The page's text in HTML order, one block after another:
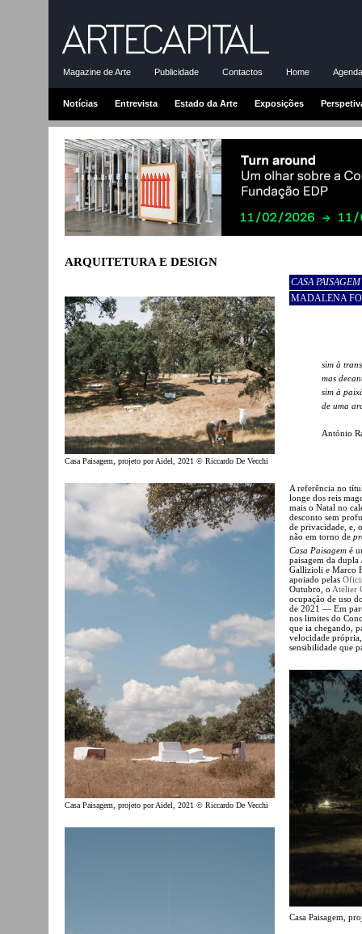
Magazine de Arte Publicidade Contactos Home
Notícias Entrevista Estado da Arte Exposições
ARQUITETURA E DESIGN
Casa Paisagem, projeto por Aidel, 2021 © Riccardo De Vecchi
Casa Paisagem, projeto por Aidel, 2021 © Riccardo De Vecchi
CASA PAISAGEM
MADALENA
sim à
mas
sim à
de uma
António
A referência no
longe dos reis
mais o Natal no
desconto sem
de privacidade, e,
não em torno de
Casa Paisagem é
paisagem da dupla
Gallizioli e Marco
apoiado pelas
Outubro, o Atelier
ocupação de uso
de 2021 — Em
nos limites do
que ia chegando,
velocidade
sensibilidade que
Casa Paisagem,